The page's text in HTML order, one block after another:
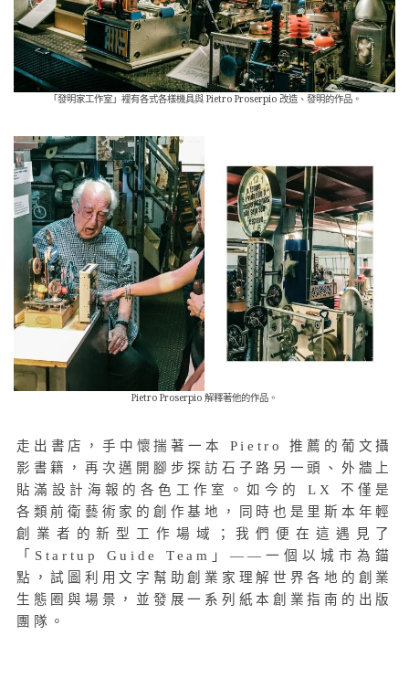
「發明家工作室」裡有各式各樣機具與 Pietro Proserpio 改造、發明的作品。
Pietro Proserpio 解釋著他的作品。
走出書店，手中懷揣著一本 Pietro 推薦的葡文攝
影書籍，再次邁開腳步探訪石子路另一頭、外牆上
貼滿設計海報的各色工作室。如今的 LX 不僅是
各類前衛藝術家的創作基地，同時也是里斯本年輕
創業者的新型工作場域；我們便在這遇見了
「Startup Guide Team」——一個以城市為錨
點，試圖利用文字幫助創業家理解世界各地的創業
生態圈與場景，並發展一系列紙本創業指南的出版
團隊。